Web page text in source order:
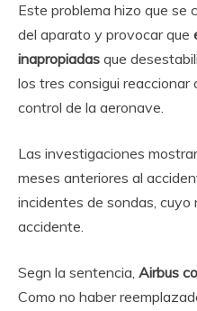
Este problema hizo que se
del aparato y provocar que
inapropiadas que
los tres consigui reaccionar
control de la aeronave.
Las investigaciones
meses anteriores al
incidentes de sondas, cuyo
accidente.
Segn la sentencia, Airbus
Como no haber